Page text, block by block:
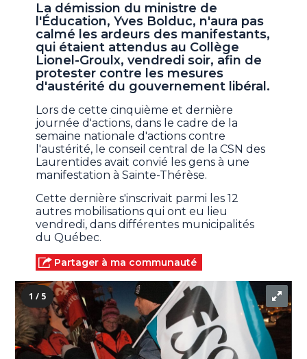
La démission du ministre de
l'Éducation, Yves Bolduc, n'aura pas
calmé les ardeurs des manifestants,
qui étaient attendus au Collège
Lionel-Groulx, vendredi soir, afin de
protester contre les mesures
d'austérité du gouvernement libéral.
Lors de cette cinquième et dernière
journée d'actions, dans le cadre de la
semaine nationale d'actions contre
l'austérité, le conseil central de la CSN des
Laurentides avait convié les gens à une
manifestation à Sainte-Thérèse.
Cette dernière s'inscrivait parmi les 12
autres mobilisations qui ont eu lieu
vendredi, dans différentes municipalités
du Québec.
Partager à ma communauté
1 / 5